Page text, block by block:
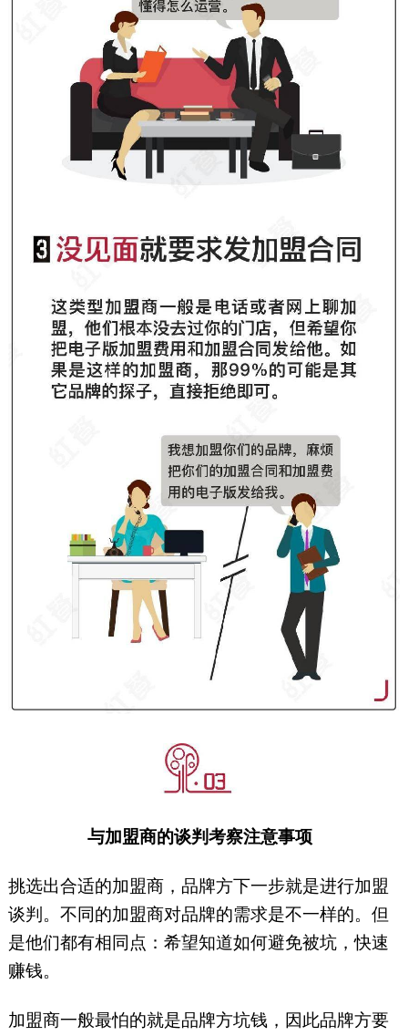
与加盟商的谈判考察注意事项
挑选出合适的加盟商，品牌方下一步就是进行加盟
谈判。不同的加盟商对品牌的需求是不一样的。但
是他们都有相同点：希望知道如何避免被坑，快速
赚钱。
加盟商一般最怕的就是品牌方坑钱，因此品牌方要